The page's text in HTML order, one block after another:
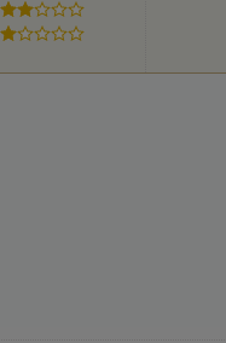
2 hvězdičky
1 hvezdička